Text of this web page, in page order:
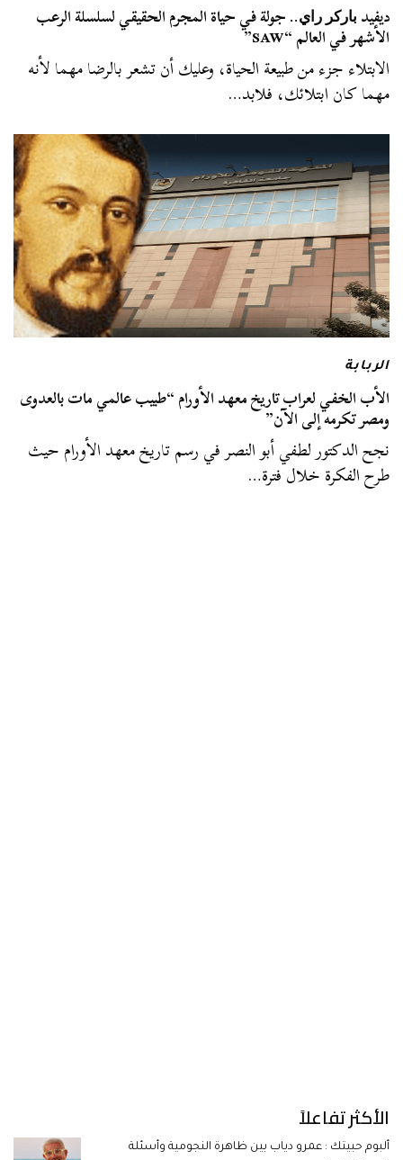
ديفيد ﺑﺎﺭﻛﺮ ﺭﺍﻱ.. جولة في حياة المجرم الحقيقي لسلسلة الرعب
الأشهر في العالم “SAW”
الابتلاء جزء من طبيعة الحياة، وعليك أن تشعر بالرضا مهما لأنه
مهما كان ابتلائك، فلابد…
الربابة
الأب الخفي لعراب تاريخ معهد الأورام “طبيب عالمي مات بالعدوى
ومصر تكرمه إلى الآن”
نجح الدكتور لطفي أبو النصر في رسم تاريخ معهد الأورام حيث
طرح الفكرة خلال فترة…
الأكثر تفاعلاً
ألبوم حبيتك : عمرو دياب بين ظاهرة النجومية وأسئلة